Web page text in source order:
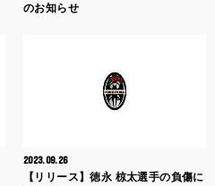
のお知らせ
2023.09.26
【リリース】徳永 椋太選手の負傷に